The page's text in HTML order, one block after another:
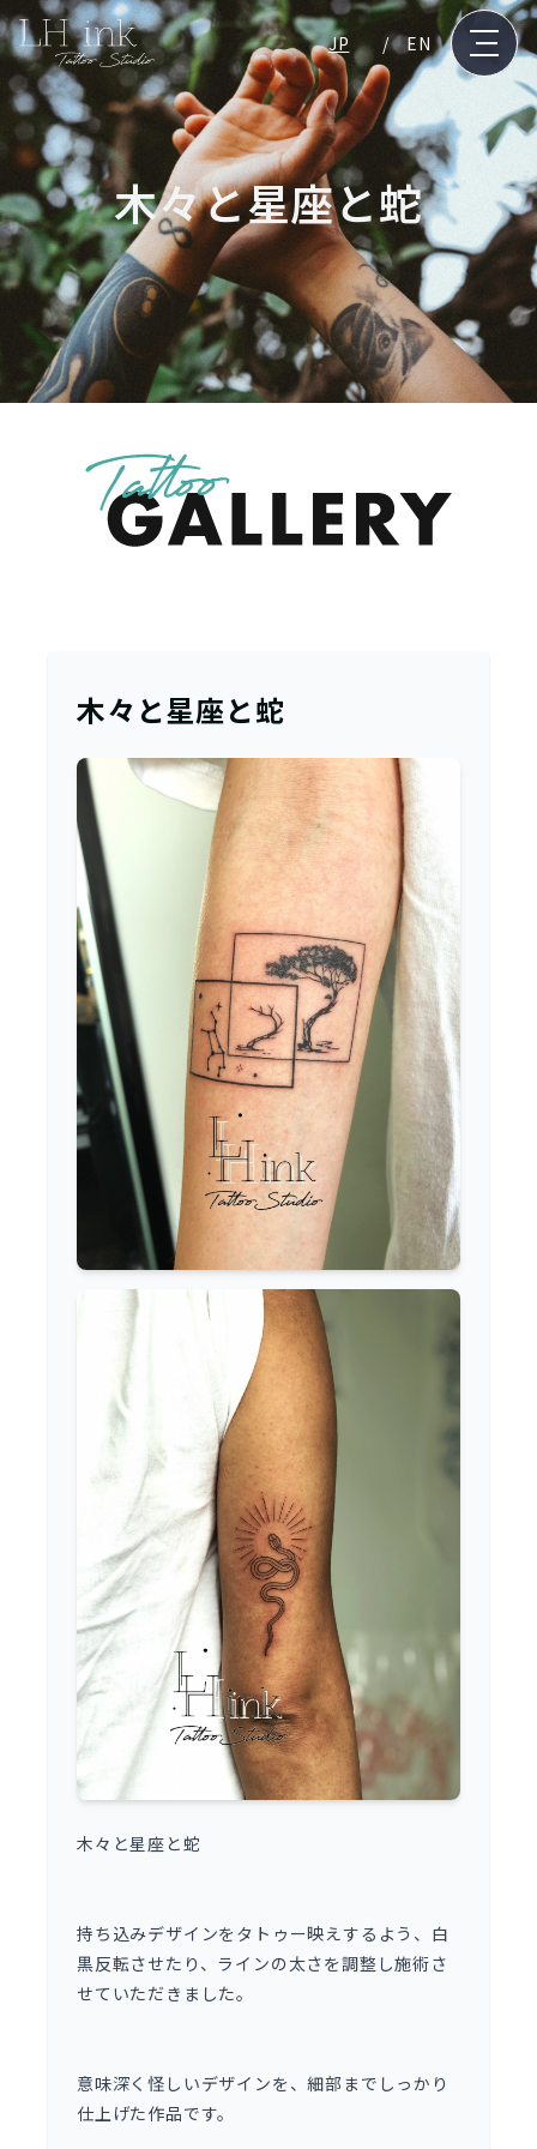
JP EN
木々と星座と蛇
木々と星座と蛇
木々と星座と蛇
持ち込みデザインをタトゥー映えするよう、白
黒反転させたり、ラインの太さを調整し施術さ
せていただきました。
意味深く怪しいデザインを、細部までしっかり
仕上げた作品です。